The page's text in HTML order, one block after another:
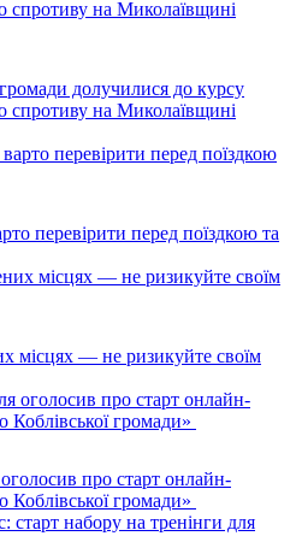
долучилися до курсу
спротиву на Миколаївщині
перевірити перед поїздкою та
місцях — не ризикуйте своїм
про старт онлайн-
громади»